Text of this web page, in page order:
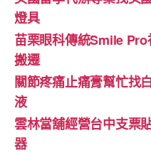
燈具
苗栗眼科傳統Smile
搬遷
關節疼痛止痛膏幫忙找
液
雲林當舖經營台中支票
器